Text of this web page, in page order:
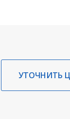
УТОЧНИТЬ